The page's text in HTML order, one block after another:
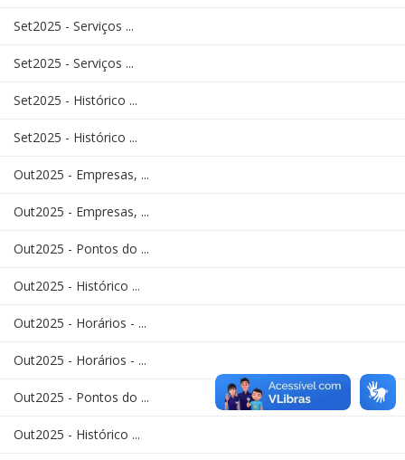
Set2025 - Serviços ...
Set2025 - Serviços ...
Set2025 - Histórico ...
Set2025 - Histórico ...
Out2025 - Empresas, ...
Out2025 - Empresas, ...
Out2025 - Pontos do ...
Out2025 - Histórico ...
Out2025 - Horários - ...
Out2025 - Horários - ...
Out2025 - Pontos do ...
Out2025 - Histórico ...